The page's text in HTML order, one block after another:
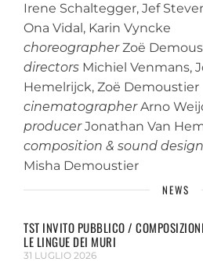
Irene Schaltegger, Jef
Ona Vidal, Karin Vyncke
choreographerZoë
directors Michiel Venmans,
Hemelrijck, Zoë Demoustier
cinematographerArno
producerJonathan Van
composition & sound design
Misha Demoustier
NEWS
TST INVITO PUBBLICO / COMPOSIZIONI
LE LINGUE DEI MURI
31 LUGLIO 2026